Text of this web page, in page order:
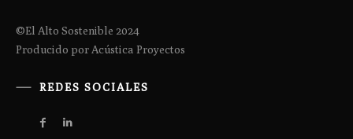
©El Alto Sostenible 2024
Producido por Acústica Proyectos
REDES SOCIALES